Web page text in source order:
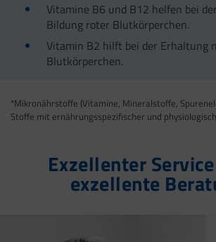
Vitamine B6 und B12 helfen bei
Bildung roter Blutkörperchen.
Vitamin B2 hilft bei der Erhaltung
Blutkörperchen.
*Mikronährstoffe (Vitamine, Mineralstoffe,
Stoffe mit ernährungsspezifischer und
Exzellenter
exzellente